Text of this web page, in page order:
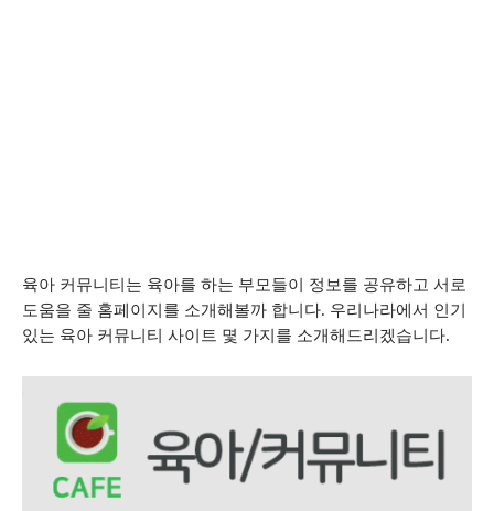
육아 커뮤니티는 육아를 하는 부모들이 정보를 공유하고 서로
도움을 줄 홈페이지를 소개해볼까 합니다. 우리나라에서 인기
있는 육아 커뮤니티 사이트 몇 가지를 소개해드리겠습니다.